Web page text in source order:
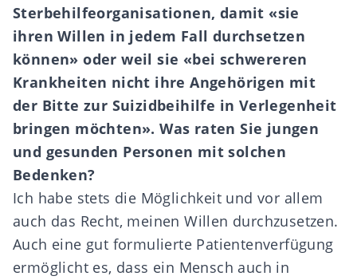
Sterbehilfeorganisationen, damit «sie
ihren Willen in jedem Fall durchsetzen
können» oder weil sie «bei schwereren
Krankheiten nicht ihre Angehörigen mit
der Bitte zur Suizidbeihilfe in Verlegenheit
bringen möchten». Was raten Sie jungen
und gesunden Personen mit solchen
Bedenken?
Ich habe stets die Möglichkeit und vor allem
auch das Recht, meinen Willen durchzusetzen.
Auch eine gut formulierte Patientenverfügung
ermöglicht es, dass ein Mensch auch in